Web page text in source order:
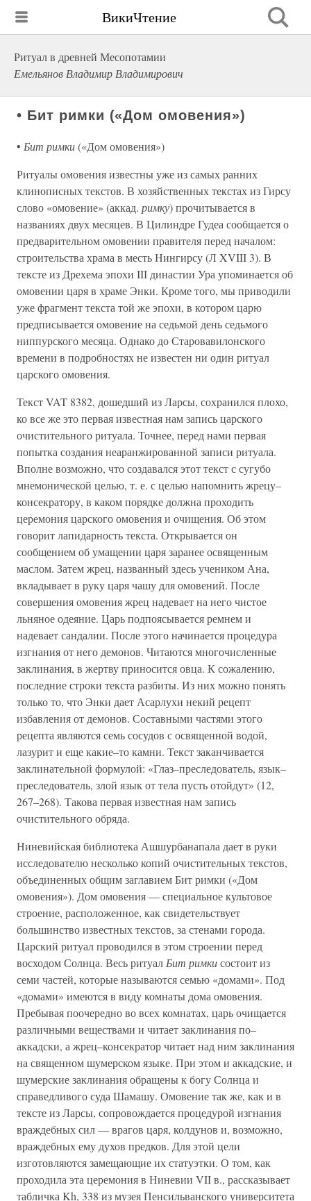
ВикиЧтение
Ритуал в древней Месопотамии
Емельянов Владимир Владимирович
• Бит римки («Дом омовения»)
• Бит римки(«Дом омовения»)
Ритуалы омовения известны уже из самых ранних
клинописных текстов. В хозяйственных текстах из Гирсу
слово «омовение» (аккад. римку) прочитывается в
названиях двух месяцев. В Цилиндре Гудеа сообщается о
предварительном омовении правителя перед началом:
строительства храма в месть Нингирсу (Л XVIII 3). В
тексте из Дрехема эпохи III династии Ура упоминается об
омовении царя в храме Энки. Кроме того, мы приводили
уже фрагмент текста той же эпохи, в котором царю
предписывается омовение на седьмой день седьмого
ниппурского месяца. Однако до Старовавилонского
времени в подробностях не известен ни один ритуал
царского омовения.
Текст VAT 8382, дошедший из Ларсы, сохранился плохо,
ко все же это первая известная нам запись царского
очистительного ритуала. Точнее, перед нами первая
попытка создания неаранжированной записи ритуала.
Вполне возможно, что создавался этот текст с сугубо
мнемонической целью, т. е. с целью напомнить жрецу–
консекратору, в каком порядке должна проходить
церемония царского омовения и очищения. Об этом
говорит лапидарность текста. Открывается он
сообщением об умащении царя заранее освященным
маслом. Затем жрец, названный здесь учеником Ана,
вкладывает в руку царя чашу для омовений. После
совершения омовения жрец надевает на него чистое
льняное одеяние. Царь подпоясывается ремнем и
надевает сандалии. После этого начинается процедура
изгнания от него демонов. Читаются многочисленные
заклинания, в жертву приносится овца. К сожалению,
последние строки текста разбиты. Из них можно понять
только то, что Энки дает Асарлухи некий рецепт
избавления от демонов. Составными частями этого
рецепта являются семь сосудов с освященной водой,
лазурит и еще какие–то камни. Текст заканчивается
заклинательной формулой: «Глаз–преследователь, язык–
преследователь, злой язык от тела пусть отойдут» (12,
267–268). Такова первая известная нам запись
очистительного обряда.
Ниневийская библиотека Ашшурбанапала дает в руки
исследователю несколько копий очистительных текстов,
объединенных общим заглавием Бит римки («Дом
омовения»). Дом омовения — специальное культовое
строение, расположенное, как свидетельствует
большинство известных текстов, за стенами города.
Царский ритуал проводился в этом строении перед
восходом Солнца. Весь ритуал Бит римкисостоит из
семи частей, которые называются семью «домами». Под
«домами» имеются в виду комнаты дома омовения.
Пребывая поочередно во всех комнатах, царь очищается
различными веществами и читает заклинания по–
аккадски, а жрец–консекратор читает над ним заклинания
на священном шумерском языке. При этом и аккадские, и
шумерские заклинания обращены к богу Солнца и
справедливого суда Шамашу. Омовение так же, как и в
тексте из Ларсы, сопровождается процедурой изгнания
враждебных сил — врагов царя, колдунов и, возможно,
враждебных ему духов предков. Для этой цели
изготовляются замещающие их статуэтки. О том, как
проходила эта церемония в Ниневии VII в., рассказывает
табличка Kh, 338 из музея Пенсильванского университета